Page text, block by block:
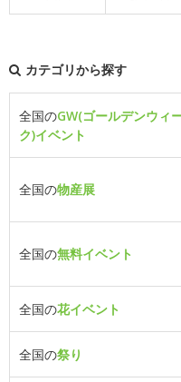
カテゴリから探す
全国のGW(ゴールデンウィ
ク)イベント
全国の物産展
全国の無料イベント
全国の花イベント
全国の祭り